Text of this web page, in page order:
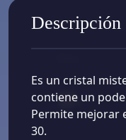
Descripción
Es un cristal
contiene un
Permite mejorar
30.